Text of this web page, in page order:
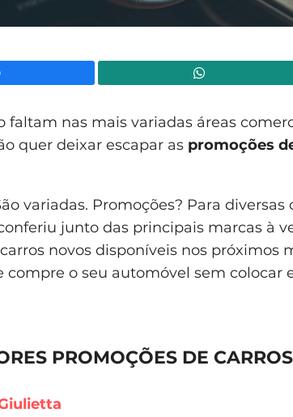
faltam nas mais variadas áreas
quer deixar escapar as promoções
variadas. Promoções? Para
junto das principais marcas à
novos disponíveis nos próximos
compre o seu automóvel sem colocar
PROMOÇÕES DE